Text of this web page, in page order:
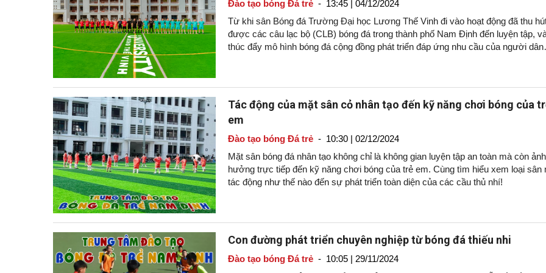
Đào tạo bóng Đá trẻ- 13:45 | 04/12/2024
Từ khi sân Bóng đá Trường Đại học Lương Thế Vinh đi vào hoạt động đã thu
được các câu lạc bộ (CLB) bóng đá trong thành phố Nam Định đến luyện tập,
thúc đẩy mô hình bóng đá cộng đồng phát triển đáp ứng nhu cầu của người dân
Tác động của mặt sân cỏ nhân tạo đến kỹ năng chơi bóng của
em
Đào tạo bóng Đá trẻ- 10:30 | 02/12/2024
Mặt sân bóng đá nhân tạo không chỉ là không gian luyện tập an toàn mà còn ảnh
hưởng trực tiếp đến kỹ năng chơi bóng của trẻ em. Cùng tìm hiểu xem loại sân
tác động như thế nào đến sự phát triển toàn diện của các cầu thủ nhí!
Con đường phát triển chuyên nghiệp từ bóng đá thiếu nhi
Đào tạo bóng Đá trẻ- 10:05 | 29/11/2024